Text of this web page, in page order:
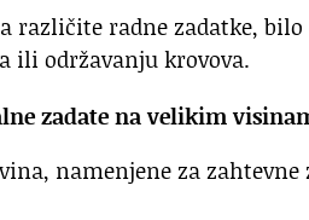
radne zadatke, bilo
ili održavanju krovova.
zadate na velikim
namenjene za zahtevne